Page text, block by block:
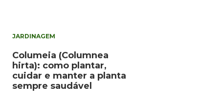
JARDINAGEM
Columeia (Columnea
hirta): como plantar,
cuidar e manter a planta
sempre saudável